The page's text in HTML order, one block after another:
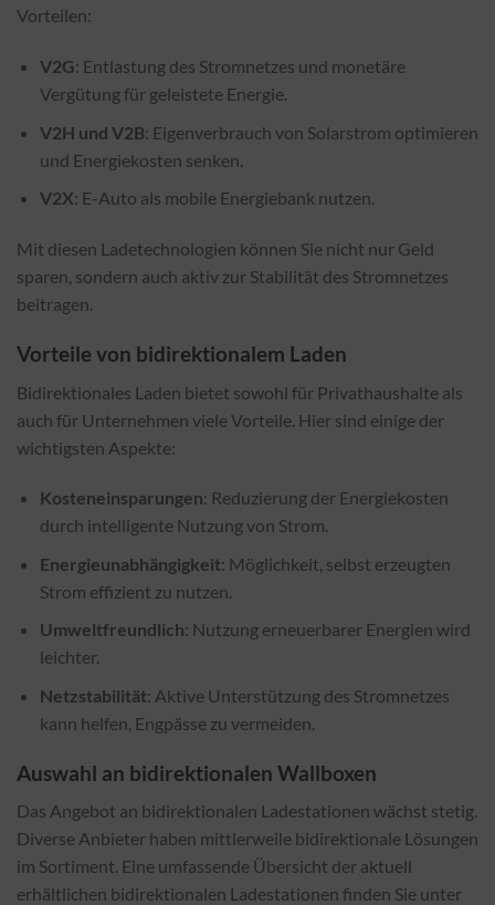
Vorteilen:
V2G: Entlastung des Stromnetzes und monetäre
Vergütung für geleistete Energie.
V2H und V2B: Eigenverbrauch von Solarstrom optimieren
und Energiekosten senken.
V2X: E-Auto als mobile Energiebank nutzen.
Mit diesen Ladetechnologien können Sie nicht nur Geld
sparen, sondern auch aktiv zur Stabilität des Stromnetzes
beitragen.
Vorteile von bidirektionalem Laden
Bidirektionales Laden bietet sowohl für Privathaushalte als
auch für Unternehmen viele Vorteile. Hier sind einige der
wichtigsten Aspekte:
Kosteneinsparungen: Reduzierung der Energiekosten
durch intelligente Nutzung von Strom.
Energieunabhängigkeit: Möglichkeit, selbst erzeugten
Strom effizient zu nutzen.
Umweltfreundlich: Nutzung erneuerbarer Energien wird
leichter.
Netzstabilität: Aktive Unterstützung des Stromnetzes
kann helfen, Engpässe zu vermeiden.
Auswahl an bidirektionalen Wallboxen
Das Angebot an bidirektionalen Ladestationen wächst stetig.
Diverse Anbieter haben mittlerweile bidirektionale Lösungen
im Sortiment. Eine umfassende Übersicht der aktuell
erhältlichen bidirektionalen Ladestationen finden Sie unter